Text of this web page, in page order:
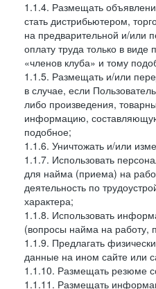
1.1.4. Размещать
стать дистрибьютером,
на предварительной и/или
оплату труда только в
«членов клуба» и тому
1.1.5. Размещать и/или
в случае, если
либо произведения,
информацию,
подобное;
1.1.6. Уничтожать и/или
1.1.7. Использовать
для найма (приема) на
деятельность по
характера;
1.1.8. Использовать
(вопросы найма на работу,
1.1.9. Предлагать
данные на ином сайте или
1.1.10. Размещать резюме
1.1.11. Размещать